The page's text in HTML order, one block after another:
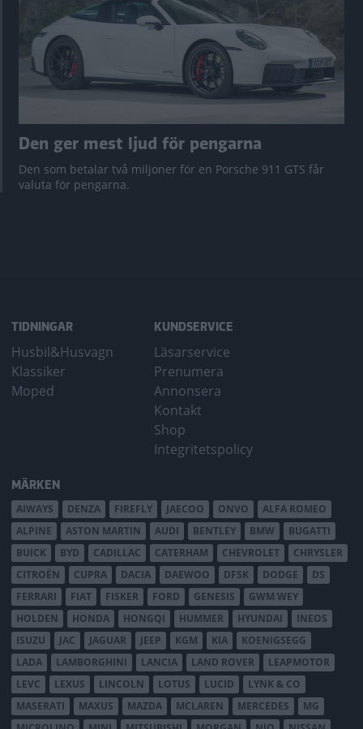
Den ger mest ljud för pengarna
Den som betalar två miljoner för en Porsche 911 GTS får
valuta för pengarna.
TIDNINGAR
Husbil&Husvagn
Klassiker
Moped
KUNDSERVICE
Läsarservice
Prenumera
Annonsera
Kontakt
Shop
Integritetspolicy
MÄRKEN
AIWAYS DENZA FIREFLY JAECOO ONVO
ALFA ROMEO
ALPINE
ASTON MARTIN AUDI BENTLEY BMW
BUGATTI
BUICK
BYD CADILLAC CATERHAM CHEVROLET
CHRYSLER
CITROËN
CUPRA DACIA DAEWOO DFSK DODGE
DS
FERRARI
FIAT FISKER FORD GENESIS
GWM WEY
HOLDEN
HONDA HONGQI HUMMER HYUNDAI
INEOS
ISUZU
JAC JAGUAR JEEP KGM KIA
KOENIGSEGG
LADA
LAMBORGHINI LANCIA LAND ROVER
LEAPMOTOR
LEVC
LEXUS LINCOLN LOTUS LUCID
LYNK & CO
MASERATI
MAXUS MAZDA MCLAREN MERCEDES
MG